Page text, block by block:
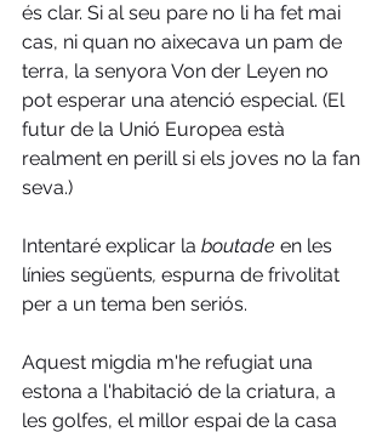
és clar. Si al seu pare no li ha fet mai
cas, ni quan no aixecava un pam de
terra, la senyora Von der Leyen no
pot esperar una atenció especial. (El
futur de la Unió Europea està
realment en perill si els joves no la fan
seva.)
Intentaré explicar la boutade en les
línies següents, espurna de frivolitat
per a un tema ben seriós.
Aquest migdia m'he refugiat una
estona a l'habitació de la criatura, a
les golfes, el millor espai de la casa